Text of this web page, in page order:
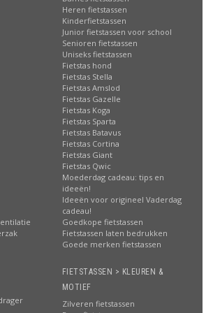
Heren fietstassen
Kinderfietstassen
Junior fietstassen voor school
Senioren fietstassen
Uniseks fietstassen
Fietstas hond
Fietstas Stella
Fietstas Amslod
Fietstas Gazelle
Fietstas Koga
Fietstas Sparta
Fietstas Batavus
Fietstas Cortina
Fietstas Giant
Fietstas Qwic
Moederdag cadeau: tips en
ideeën!
Ideeën voor origineel Vaderdag
cadeau!
Goedkope fietstassen
Fietstassen laten bedrukken
Goede merken fietstassen
FIETSTASSEN > KLEUREN &
MOTIEF
Zilveren fietstassen